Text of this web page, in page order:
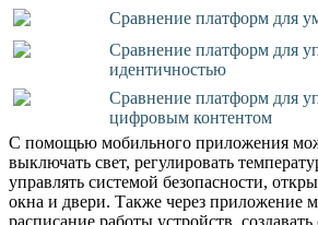
Сравнение платформ для
Сравнение платформ для
идентичностью
Сравнение платформ для
цифровым контентом
С помощью мобильного приложения
выключать свет, регулировать
управлять системой безопасности,
окна и двери. Также через приложение
расписание работы устройств,